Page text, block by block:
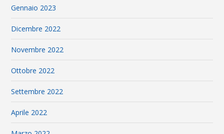
Gennaio 2023
Dicembre 2022
Novembre 2022
Ottobre 2022
Settembre 2022
Aprile 2022